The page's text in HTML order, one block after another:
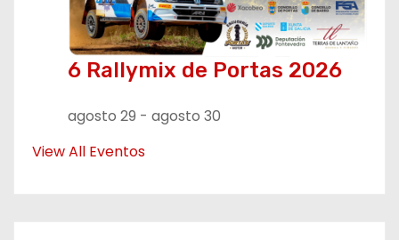
6 Rallymix de Portas 2026
agosto 29 - agosto 30
View All Eventos